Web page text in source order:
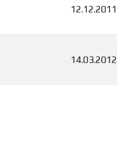
12.12.2011
14.03.2012